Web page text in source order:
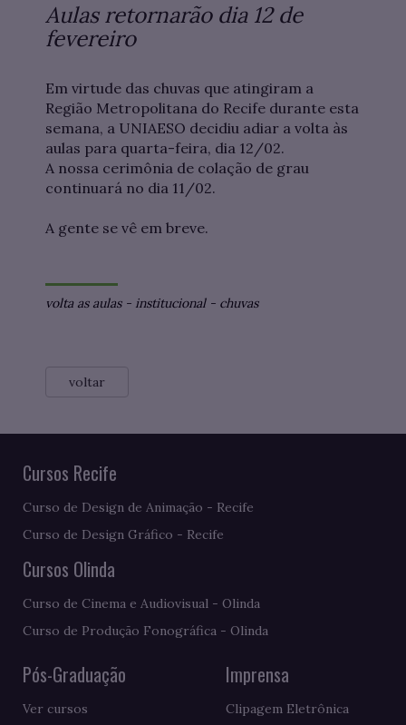
Aulas retornarão dia 12 de
fevereiro
Em virtude das chuvas que atingiram a
Região Metropolitana do Recife durante esta
semana, a UNIAESO decidiu adiar a volta às
aulas para quarta-feira, dia 12/02.
A nossa cerimônia de colação de grau
continuará no dia 11/02.
A gente se vê em breve.
volta as aulas- institucional- chuvas
voltar
Cursos Recife
Curso de Design de Animação - Recife
Curso de Design Gráfico - Recife
Cursos Olinda
Curso de Cinema e Audiovisual - Olinda
Curso de Produção Fonográfica - Olinda
Pós-Graduação
Ver cursos
Imprensa
Clipagem Eletrônica